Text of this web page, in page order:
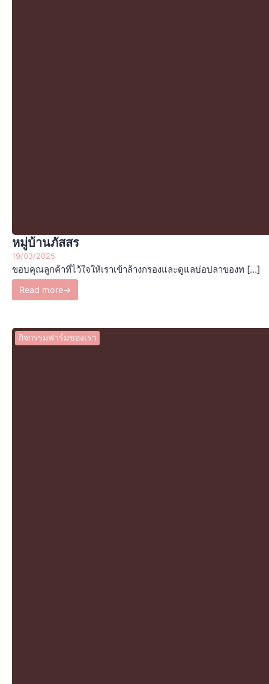
หมู่บ้านภัสสร
19/03/2025
ขอบคุณลูกค้าที่ไว้ใจให้เราเข้าล้างกรองและดูแลบ่อปลาของท […]
Read more→
กิจกรรมฟาร์มของเรา